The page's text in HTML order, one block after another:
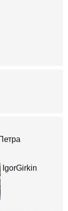
IgorGirkin‏